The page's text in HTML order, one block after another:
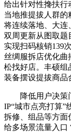
给出针对性搀扶行
当地推提拔人群的
将连续落地、大连
双周更新从图取题
实现扫码核销139
丝绸服拆店优化曲
松找好店。丰硕组
装备摆设提拔商品
降低用户决策门
IP“城市点亮打算”
拆修、组品等方面
给多场景流量入口